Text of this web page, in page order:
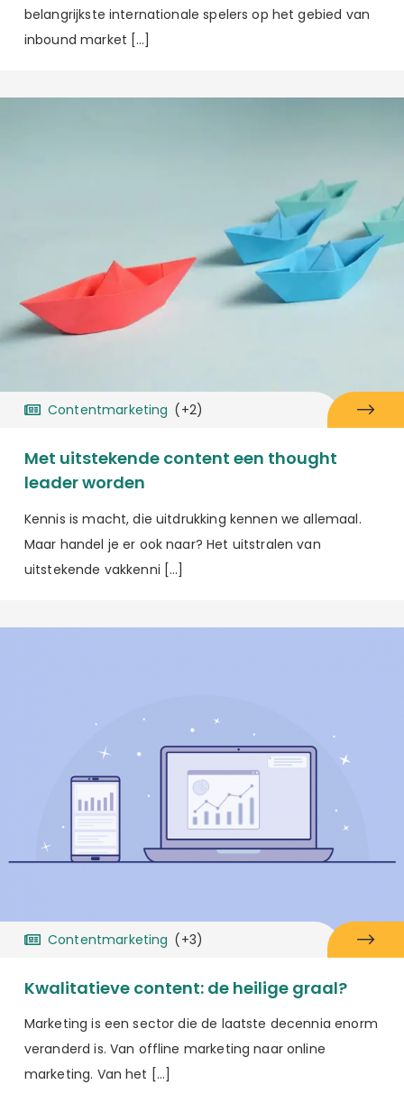
belangrijkste internationale spelers op het gebied van
inbound market […]
Contentmarketing (+2)
Met uitstekende content een thought
leader worden
Kennis is macht, die uitdrukking kennen we allemaal.
Maar handel je er ook naar? Het uitstralen van
uitstekende vakkenni […]
Contentmarketing (+3)
Kwalitatieve content: de heilige graal?
Marketing is een sector die de laatste decennia enorm
veranderd is. Van offline marketing naar online
marketing. Van het […]